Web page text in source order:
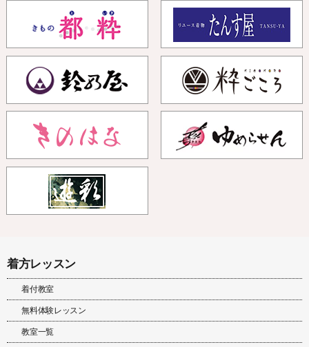
着方レッスン
着付教室
無料体験レッスン
教室一覧